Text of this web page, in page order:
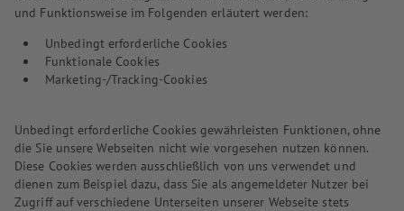
und Funktionsweise im Folgenden erläutert werden:
Unbedingt erforderliche Cookies
Funktionale Cookies
Marketing-/Tracking-Cookies
Unbedingt erforderliche Cookies gewährleisten Funktionen, ohne
die Sie unsere Webseiten nicht wie vorgesehen nutzen können.
Diese Cookies werden ausschließlich von uns verwendet und
dienen zum Beispiel dazu, dass Sie als angemeldeter Nutzer bei
Zugriff auf verschiedene Unterseiten unserer Webseite stets